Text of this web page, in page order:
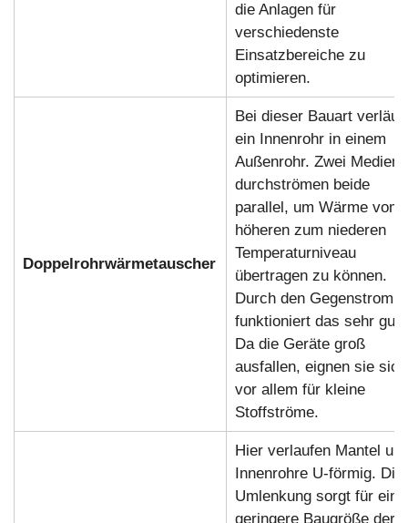
die Anlagen für
verschiedenste
Einsatzbereiche zu
optimieren.
Doppelrohrwärmetauscher
Bei dieser Bauart verläuft
ein Innenrohr in einem
Außenrohr. Zwei Medien
durchströmen beide
parallel, um Wärme vom
höheren zum niederen
Temperaturniveau
übertragen zu können.
Durch den Gegenstrom
funktioniert das sehr gut.
Da die Geräte groß
ausfallen, eignen sie sich
vor allem für kleine
Stoffströme.
Hier verlaufen Mantel
Innenrohre U-förmig. Die
Umlenkung sorgt für eine
geringere Baugröße der